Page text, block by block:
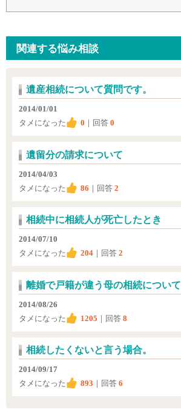
関連する悩み相談
遺産相続について質問です。
2014/01/01
タメになった
0 ｜回答 0
遺留分の請求について
2014/04/03
タメになった
86 ｜回答 2
相続中に相続人が死亡したとき
2014/07/10
タメになった
204 ｜回答 2
離婚で戸籍が違う母の相続について
2014/08/26
タメになった
1205 ｜回答 8
相続したくないと言う場合。
2014/09/17
タメになった
893 ｜回答 6